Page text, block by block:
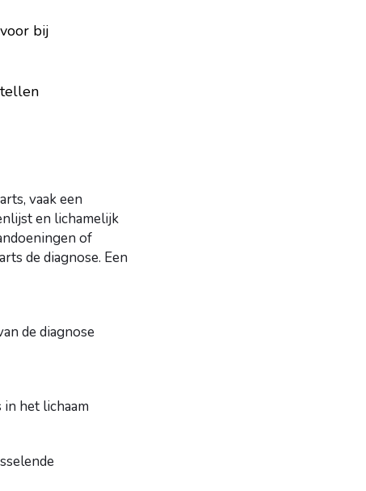
bij
vaak een
en lichamelijk
of
de diagnose. Een
de diagnose
het lichaam